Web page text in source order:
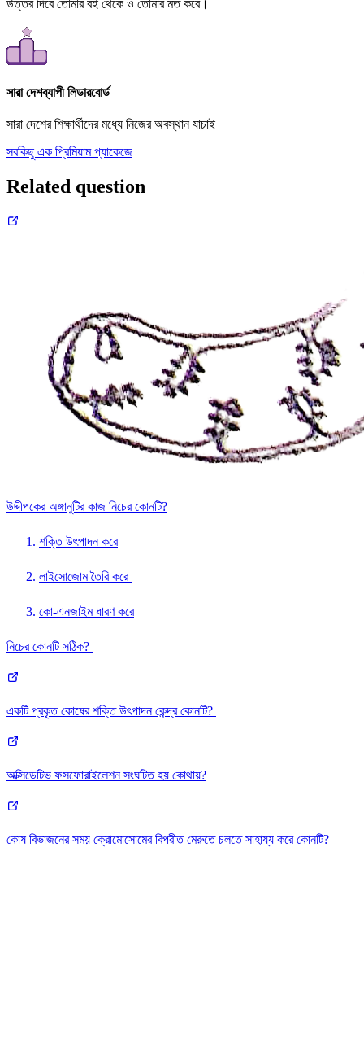
উত্তর দিবে তোমার বই থেকে ও তোমার মত করে।
সারা দেশব্যাপী লিডারবোর্ড
সারা দেশের শিক্ষার্থীদের মধ্যে নিজের অবস্থান যাচাই
সবকিছু এক প্রিমিয়াম প্যাকেজে
Related question
উদ্দীপকের অঙ্গানুটির কাজ নিচের কোনটি?
শক্তি উৎপাদন করে
লাইসোজোম তৈরি করে
কো-এনজাইম ধারণ করে
নিচের কোনটি সঠিক?
একটি প্রকৃত কোষের শক্তি উৎপাদন কেন্দ্র কোনটি?
অক্সিডেটিভ ফসফোরাইলেশন সংঘটিত হয় কোথায়?
কোষ বিভাজনের সময় ক্রোমোসোমের বিপরীত মেরুতে চলতে সাহায্য করে কোনটি?